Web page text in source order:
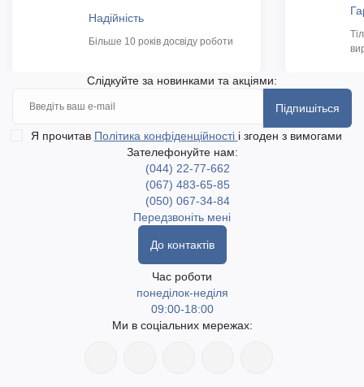
Надійність
Більше 10 років досвіду роботи
Слідкуйте за новинками та акціями:
Підпишіться
Я прочитав Політика конфіденційності і згоден з вимогами
Зателефонуйте нам:
(044) 22-77-662
(067) 483-65-85
(050) 067-34-84
Передзвоніть мені
До контактів
Час роботи
понеділок-неділя
09:00-18:00
Ми в соціальних мережах: